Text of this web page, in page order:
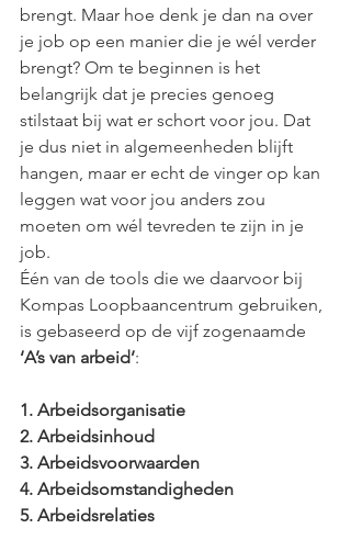
brengt. Maar hoe denk je dan na over
je job op een manier die je wél verder
brengt? Om te beginnen is het
belangrijk dat je precies genoeg
stilstaat bij wat er schort voor jou. Dat
je dus niet in algemeenheden blijft
hangen, maar er echt de vinger op kan
leggen wat voor jou anders zou
moeten om wél tevreden te zijn in je
job.
Één van de tools die we daarvoor bij
Kompas Loopbaancentrum gebruiken,
is gebaseerd op de vijf zogenaamde
‘A’s van arbeid’:
1. Arbeidsorganisatie
2. Arbeidsinhoud
3. Arbeidsvoorwaarden
4. Arbeidsomstandigheden
5. Arbeidsrelaties